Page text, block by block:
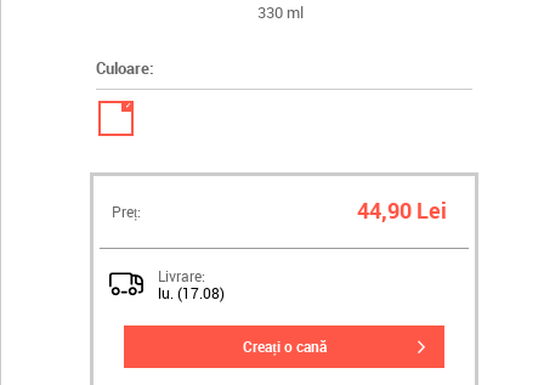
330 ml
Culoare:
✓
Preț: 44,90 Lei
Livrare:
lu. (17.08)
creați o cană